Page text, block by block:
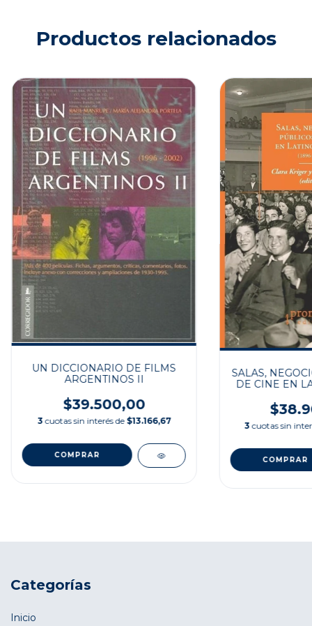
Productos relacionados
UN DICCIONARIO DE FILMS
ARGENTINOS II
$39.500,00
3 cuotas sin interés de $13.166,67
SALAS,
DE CINE EN
3 cuotas sin
Categorías
Inicio